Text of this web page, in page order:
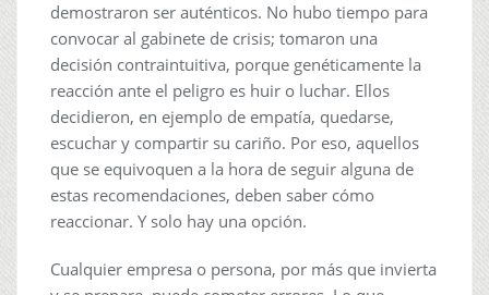
demostraron ser auténticos. No hubo tiempo para
convocar al gabinete de crisis; tomaron una
decisión contraintuitiva, porque genéticamente la
reacción ante el peligro es huir o luchar. Ellos
decidieron, en ejemplo de empatía, quedarse,
escuchar y compartir su cariño. Por eso, aquellos
que se equivoquen a la hora de seguir alguna de
estas recomendaciones, deben saber cómo
reaccionar. Y solo hay una opción.
Cualquier empresa o persona, por más que invierta